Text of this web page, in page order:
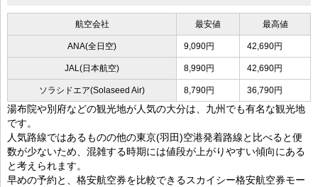
航空会社 最安値 最高値
ANA(全日空) 9,090円 42,690円
JAL(日本航空) 8,990円 42,690円
ソラシドエア(Solaseed Air) 8,790円 36,790円
湯布院や別府などの観光地が人気の大分は、九州でも有名な観光地
です。
人気路線ではあるものの他の東京(羽田)空港発着路線と比べると便
数が少ないため、混雑する時期には値段が上がりやすい傾向にある
と考えられます。
早めの予約と、格安航空券を比較できるスカイシー格安航空券モー